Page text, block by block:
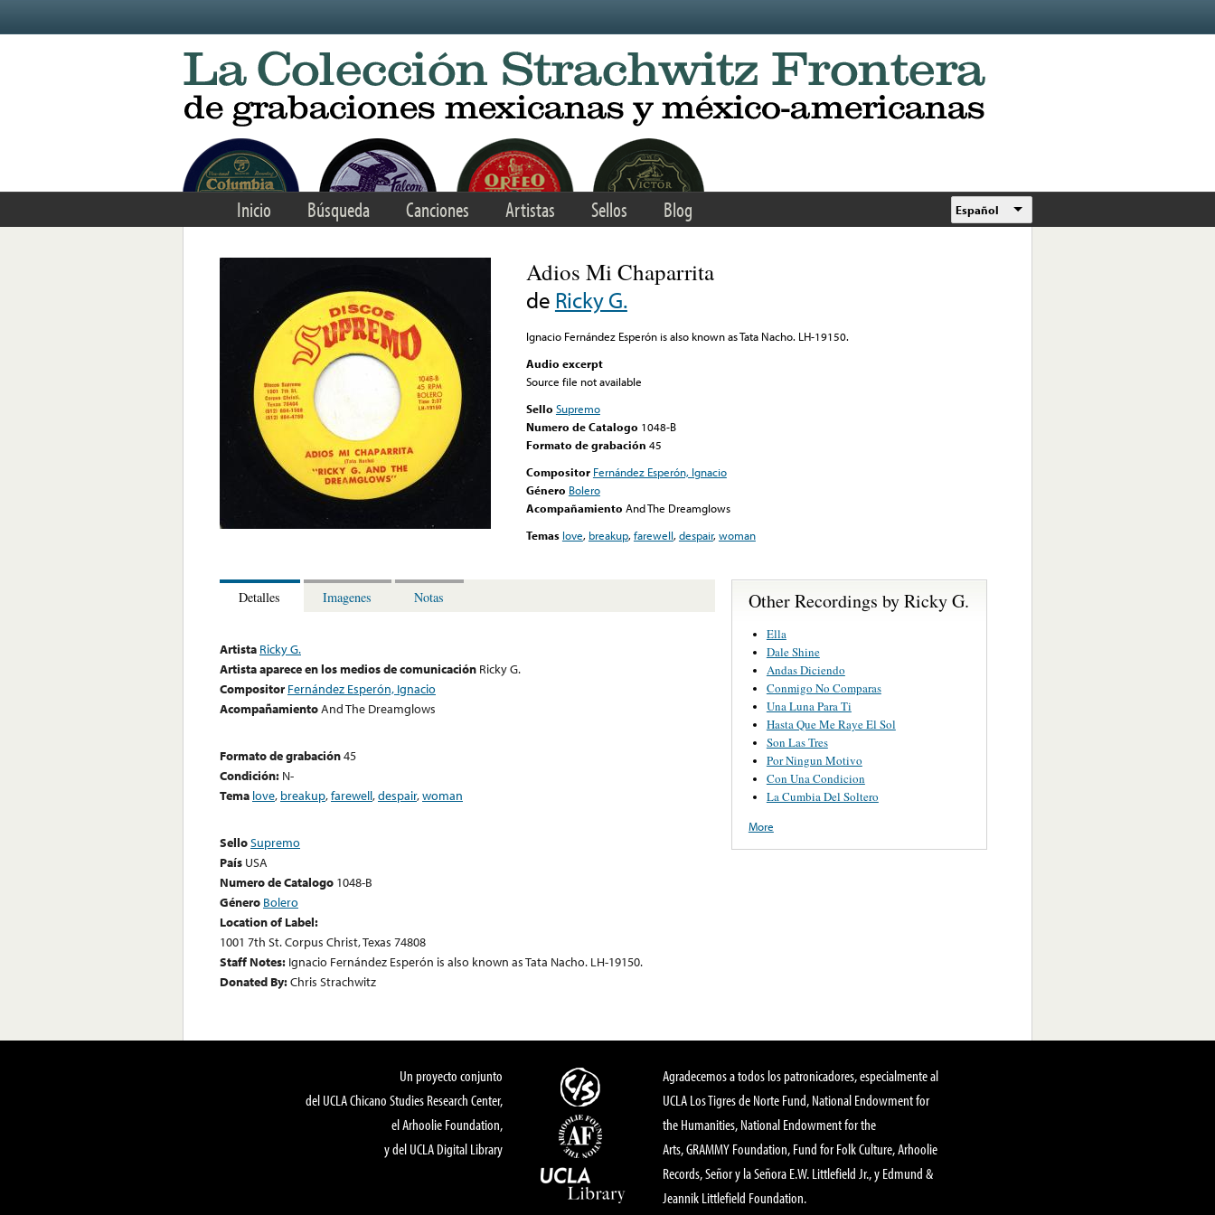
Inicio Búsqueda Canciones Artistas Sellos Blog Español
Adios Mi Chaparrita
de Ricky G.
Ignacio Fernández Esperón is also known as Tata Nacho. LH-19150.
Audio excerpt
Source file not available
Sello Supremo
Numero de Catalogo 1048-B
Formato de grabación 45
Compositor Fernández Esperón, Ignacio
Género Bolero
Acompañamiento And The Dreamglows
Temas love, breakup,farewell,despair,woman
Detalles Imagenes Notas
Artista Ricky G.
Artista aparece en los medios de comunicación Ricky G.
Compositor Fernández Esperón, Ignacio
AcompañamientoAnd The Dreamglows
Formato de grabación45
Condición: N-
Tema love, breakup,farewell,despair,woman
SelloSupremo
País USA
Numero de Catalogo 1048-B
Género Bolero
Location of Label:
1001 7th St. Corpus Christ, Texas 74808
Staff Notes: Ignacio Fernández Esperón is also known as Tata Nacho. LH-19150.
Donated By:Chris Strachwitz
Other Recordings by Ricky G.
Ella
Dale Shine
Andas Diciendo
Conmigo No Comparas
Una Luna Para Ti
Hasta Que Me Raye El Sol
Son Las Tres
Por Ningun Motivo
Con Una Condicion
La Cumbia Del Soltero
More
Un proyecto conjunto
del UCLA Chicano Studies Research Center,
el Arhoolie Foundation,
y del UCLA Digital Library
Agradecemos a todos los patronicadores, especialmente al
UCLA Los Tigres de Norte Fund, National Endowment for
the Humanities, National Endowment for the
Arts, GRAMMY Foundation, Fund for Folk Culture, Arhoolie
Records, Señor y la Señora E.W. Littlefield Jr., y Edmund &
Jeannik Littlefield Foundation.